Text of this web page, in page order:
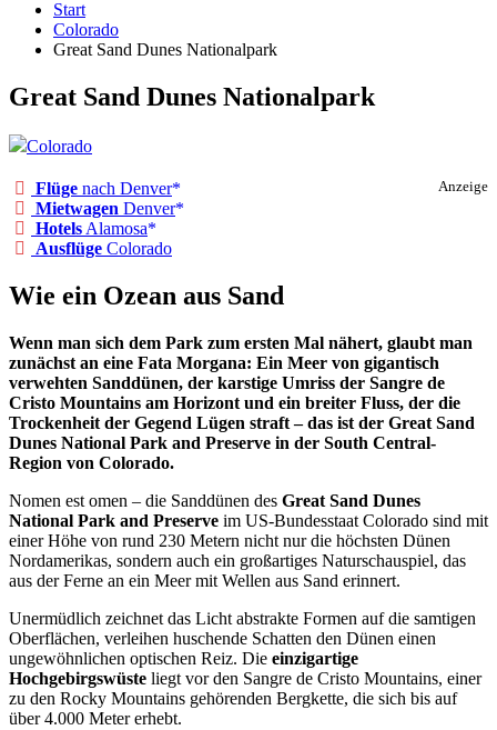
Start
Colorado
Great Sand Dunes Nationalpark
Great Sand Dunes Nationalpark
Colorado
Anzeige
Flüge nach Denver
Mietwagen Denver
Hotels Alamosa
Ausflüge Colorado
Wie ein Ozean aus Sand
Wenn man sich dem Park zum ersten Mal nähert, glaubt man
zunächst an eine Fata Morgana: Ein Meer von gigantisch
verwehten Sanddünen, der karstige Umriss der Sangre de
Cristo Mountains am Horizont und ein breiter Fluss, der die
Trockenheit der Gegend Lügen straft – das ist der Great Sand
Dunes National Park and Preserve in der South Central-
Region von Colorado.
Nomen est omen – die Sanddünen des Great Sand Dunes
National Park and Preserve im US-Bundesstaat Colorado sind mit
einer Höhe von rund 230 Metern nicht nur die höchsten Dünen
Nordamerikas, sondern auch ein großartiges Naturschauspiel, das
aus der Ferne an ein Meer mit Wellen aus Sand erinnert.
Unermüdlich zeichnet das Licht abstrakte Formen auf die samtigen
Oberflächen, verleihen huschende Schatten den Dünen einen
ungewöhnlichen optischen Reiz. Die einzigartige
Hochgebirgswüste liegt vor den Sangre de Cristo Mountains, einer
zu den Rocky Mountains gehörenden Bergkette, die sich bis auf
über 4.000 Meter erhebt.